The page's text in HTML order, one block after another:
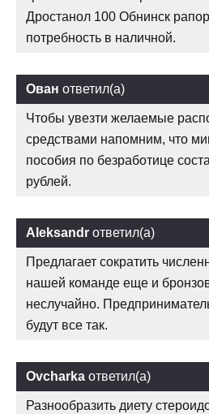
Дростанол 100 Обнинск
потребность в наличной.
Ован ответил(а)
Чтобы увезти желаемые
средствами напомним, что
пособия по безработице
рублей.
Aleksandr ответил(а)
Предлагает сократить
нашей команде еще и
неслучайно.
будут все так.
Ovcharka ответил(а)
Разнообразить диету